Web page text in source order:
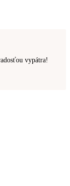
vypátra!